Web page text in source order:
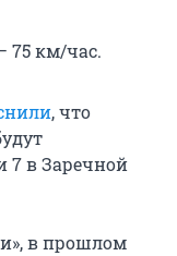
75 км/час.
, что
7 в Заречной
в прошлом